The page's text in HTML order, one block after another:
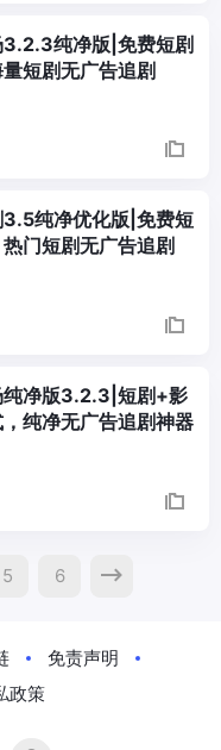
3.2.3纯净版|免费短剧
短剧无广告追剧
纯净优化版|免费短
门短剧无广告追剧
纯净版3.2.3|短剧+影
纯净无广告追剧神器
5 6
免责声明
政策